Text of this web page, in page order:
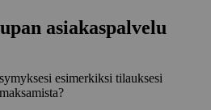
asiakaspalvelu
esimerkiksi tilauksesi